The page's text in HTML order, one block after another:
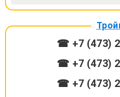
☎ +7 (473)
☎ +7 (473)
☎ +7 (473)